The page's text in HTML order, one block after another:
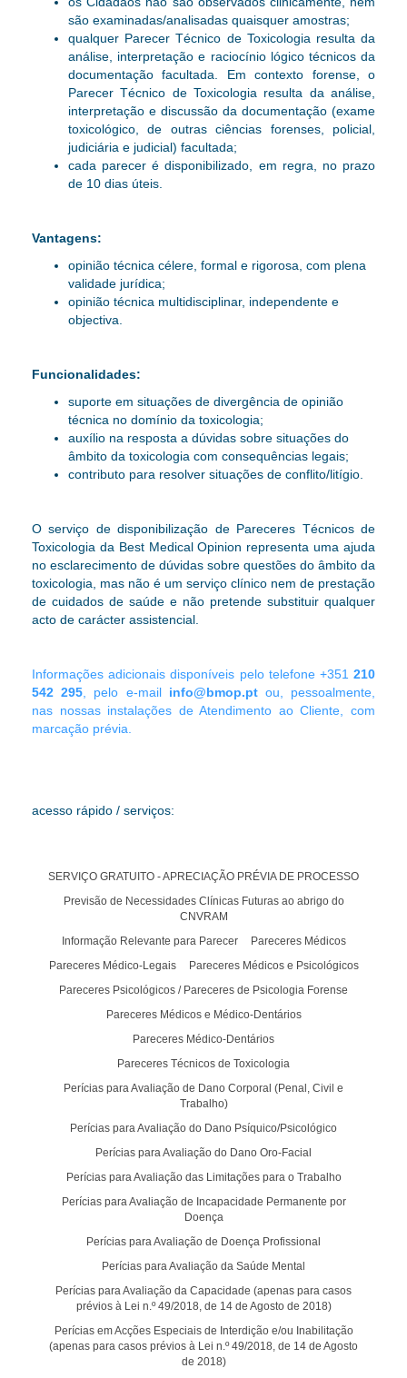
são examinadas/analisadas quaisquer amostras;
qualquer Parecer Técnico de Toxicologia resulta da
análise, interpretação e raciocínio lógico técnicos da
documentação facultada. Em contexto forense, o
Parecer Técnico de Toxicologia resulta da análise,
interpretação e discussão da documentação (exame
toxicológico, de outras ciências forenses, policial,
judiciária e judicial) facultada;
cada parecer é disponibilizado, em regra, no prazo
de 10 dias úteis.
Vantagens:
opinião técnica célere, formal e rigorosa, com plena
validade jurídica;
opinião técnica multidisciplinar, independente e
objectiva.
Funcionalidades:
suporte em situações de divergência de opinião
técnica no domínio da toxicologia;
auxílio na resposta a dúvidas sobre situações do
âmbito da toxicologia com consequências legais;
contributo para resolver situações de conflito/litígio.
O serviço de disponibilização de Pareceres Técnicos de
Toxicologia da Best Medical Opinion representa uma ajuda
no esclarecimento de dúvidas sobre questões do âmbito da
toxicologia , mas não é um serviço clínico nem de prestação
de cuidados de saúde e não pretende substituir qualquer
acto de carácter assistencial
Informações adicionais disponíveis pelo telefone +351 210
542 295 , pelo e-mail info@bmop.ptou, pessoalmente,
nas nossas instalações de Atendimento ao Cliente, com
marcação prévia.
acesso rápido / serviços:
SERVIÇO GRATUITO - APRECIAÇÃO PRÉVIA DE PROCESSO
Previsão de Necessidades Clínicas Futuras ao abrigo do
CNVRAM
Informação Relevante para Parecer
Pareceres Médicos
Pareceres Médico-Legais
Pareceres Médicos e Psicológicos
Pareceres Psicológicos / Pareceres de Psicologia Forense
Pareceres Médicos e Médico-Dentários
Pareceres Médico-Dentários
Pareceres Técnicos de Toxicologia
Perícias para Avaliação de Dano Corporal (Penal, Civil e
Trabalho)
Perícias para Avaliação do Dano Psíquico/Psicológico
Perícias para Avaliação do Dano Oro-Facial
Perícias para Avaliação das Limitações para o Trabalho
Perícias para Avaliação de Incapacidade Permanente por
Doença
Perícias para Avaliação de Doença Profissional
Perícias para Avaliação da Saúde Mental
Perícias para Avaliação da Capacidade (apenas para casos
prévios à Lei n.º 49/2018, de 14 de Agosto de 2018)
Perícias em Acções Especiais de Interdição e/ou Inabilitação
(apenas para casos prévios à Lei n.º 49/2018, de 14 de Agosto
de 2018)